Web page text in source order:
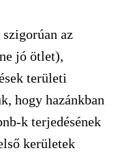
az
jó ötlet),
területi
hogy hazánkban
k terjedésének
kerületek